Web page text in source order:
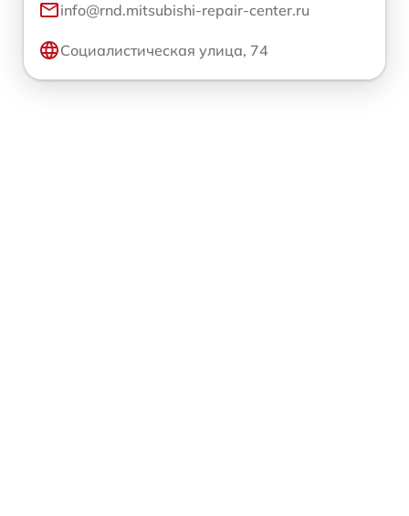
info@rnd.mitsubishi-repair-center.ru
Социалистическая улица, 74